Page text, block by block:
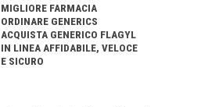
MIGLIORE FARMACIA
ORDINARE GENERICS
ACQUISTA GENERICO FLAGYL
IN LINEA AFFIDABILE, VELOCE
E SICURO